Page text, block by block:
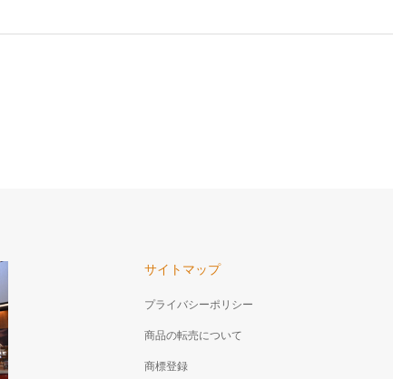
サイトマップ
プライバシーポリシー
商品の転売について
商標登録